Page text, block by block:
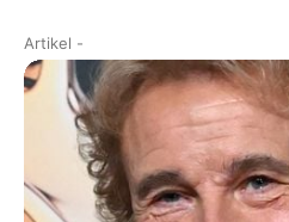
Artikel -